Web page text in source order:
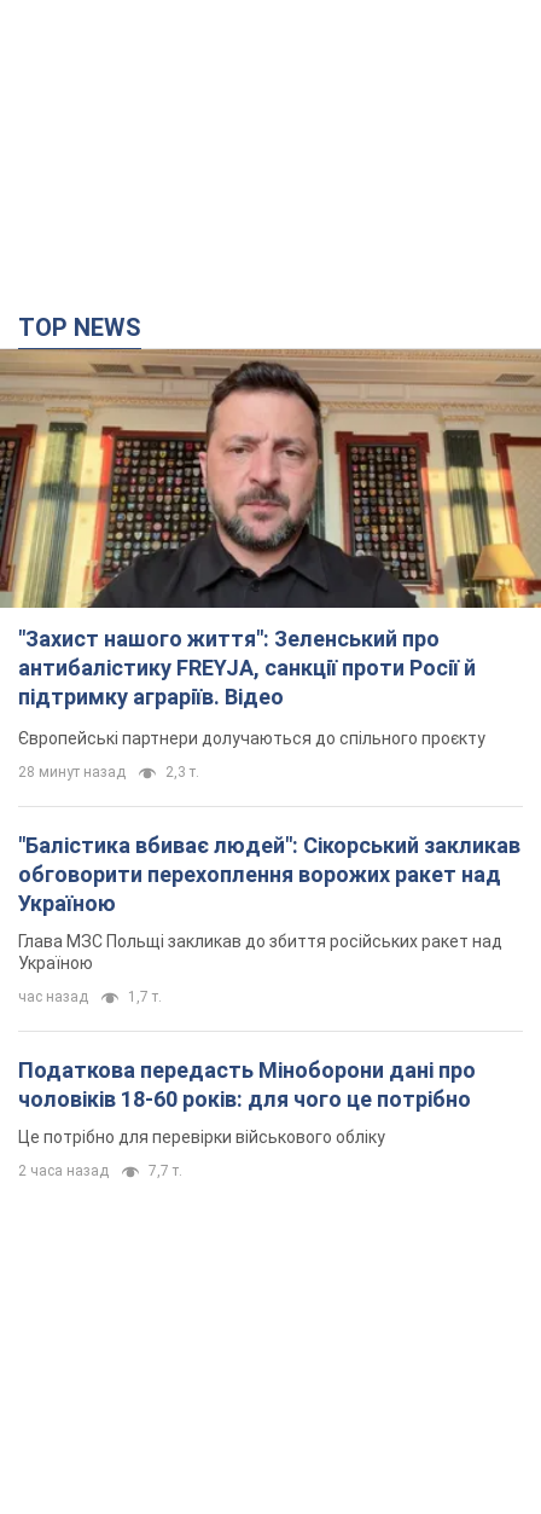
TOP NEWS
"Захист нашого життя": Зеленський про
антибалістику FREYJA, санкції проти Росії й
підтримку аграріїв. Відео
Європейські партнери долучаються до спільного проєкту
28 минут назад 2,3 т.
"Балістика вбиває людей": Сікорський закликав
обговорити перехоплення ворожих ракет над
Україною
Глава МЗС Польщі закликав до збиття російських ракет над
Україною
час назад 1,7 т.
Податкова передасть Міноборони дані про
чоловіків 18-60 років: для чого це потрібно
Це потрібно для перевірки військового обліку
2 часа назад 7,7 т.